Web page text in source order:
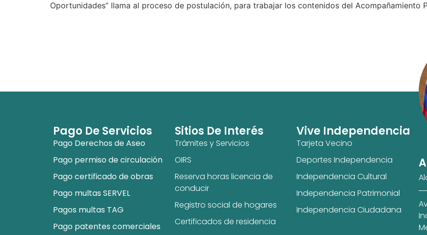
Oportunidades” llama al proceso de postulación, para trabajar los contenidos del
Pago De Servicios
Pago Derechos de Aseo
Pago permiso de circulación
Pago certificado de obras
Pago multas SERVEL
Pagos multas TAG
Pago patentes comerciales
Sitios De Interés
Trámites y Servicios
OIRS
Reserva horas licencia de
conducir
Registro social de hogares
Certificados de residencia
Vive Independencia
Tarjeta Vecino
Deportes Independencia
Independencia Cultural
Independencia Patrimonial
Independencia Ciudadana